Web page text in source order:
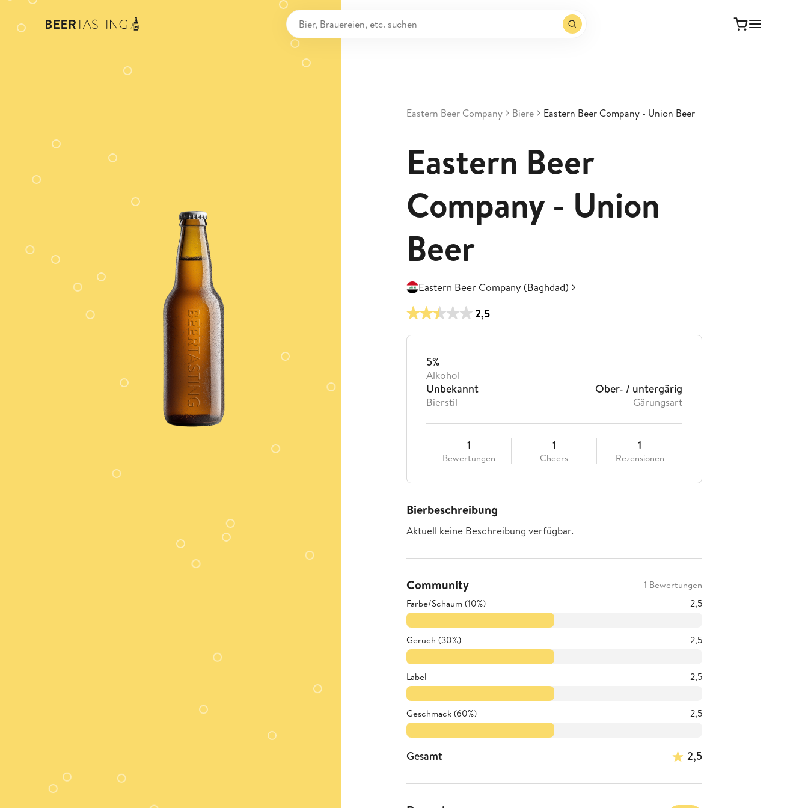
Eastern Beer Company Biere Eastern Beer Company - Union Beer
Eastern Beer
Company - Union
Beer
Eastern Beer Company (Baghdad)
2,5
5%
Alkohol
Unbekannt
Bierstil
Ober- / untergärig
Gärungsart
1
Bewertungen
1
Cheers
1
Rezensionen
Bierbeschreibung
Aktuell keine Beschreibung verfügbar.
Community
1 Bewertungen
Farbe/Schaum (10%)
2,5
Geruch (30%) 2,5
Label 2,5
Geschmack (60%) 2,5
Gesamt 2,5